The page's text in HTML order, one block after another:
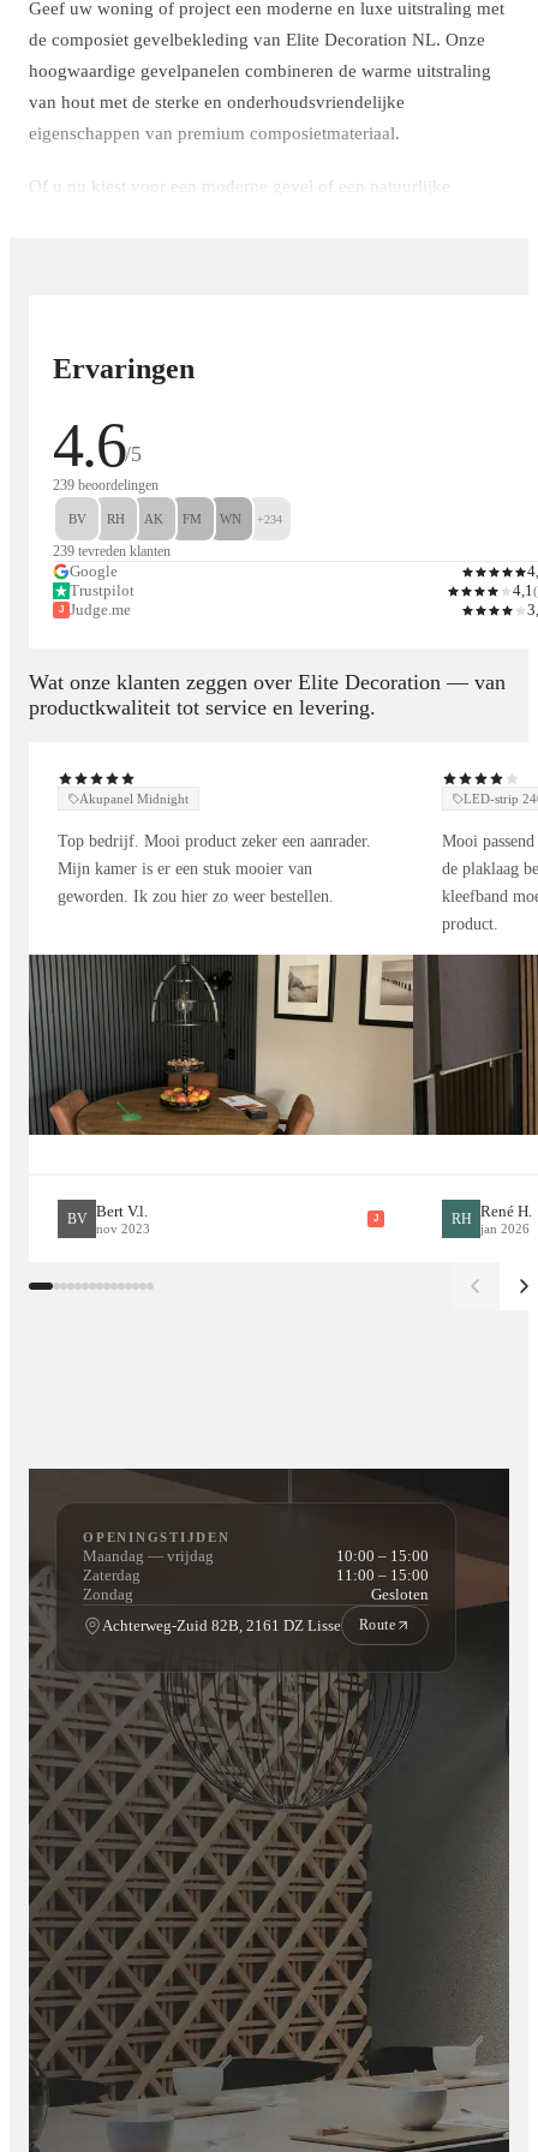
Geef uw woning of project een moderne en luxe uitstraling met
de composiet gevelbekleding van Elite Decoration NL. Onze
hoogwaardige gevelpanelen combineren de warme uitstraling
van hout met de sterke en onderhoudsvriendelijke
eigenschappen van premium composietmateriaal.
Of u nu kiest voor een moderne gevel of een natuurlijke
Luxe uitstraling met de voordelen van composiet
houtstructuur en hoogwaardige afwerking, waardoor ze bijna
niet van echt hout te onderscheiden zijn. Tegelijkertijd profiteert
u van alle voordelen van duurzaam composiet.
Voordelen van onze composiet gevelbekleding:
Moderne en natuurlijke uitstraling
Onderhoudsarm
Geschikt voor woningen, schuttingen, overkappingen en
gevelrenovaties
Dankzij de duurzame samenstelling blijft uw gevel jarenlang
Strakke afwerking met hoekprofielen
Voor een nette en professionele afwerking zijn bijpassende
hoekprofielen verkrijgbaar in dezelfde kleur als de
gevelpanelen. Hiermee werkt u hoeken en randen perfect af
Waarom Kiezen voor compositie
Bestand tegen regen, vorst en UV-straling
Rot en splintert niet
Eenvoudig schoon te maken
Onderhoudsarm en duurzaam
Ideaal voor langdurig buitengebruik
Zo geniet u van een prachtige gevel zonder zorgen of intensief
onderhoud.
Belangrijk om te weten :
U heeft gemiddeld 10 schroeven per paneel nodig.
Totale breedte paneel:22 cm
Zichtbare breedte na montage:
ongeveer 20 cm
Het overige gedeelte wordt gebruikt voor overlap en
bevestiging van panelen
Ervaringen
4.6/5
239 beoordelingen
BV RH AK FM WN +234
239 tevreden klanten
Google
Trustpilot
4,1(
J Judge.me
Wat onze klanten zeggen over Elite Decoration — van
productkwaliteit tot service en levering.
Akupanel Midnight
Top bedrijf. Mooi product zeker een aanrader.
Mijn kamer is er een stuk mooier van
geworden. Ik zou hier zo weer bestellen.
BV Bert V.l.
nov 2023
J
LED-strip
Mooi
de plaklaag
kleefband
product.
RH René H.
jan 2026
OPENINGSTIJDEN
Maandag — vrijdag
10:00 – 15:00
Zaterdag
11:00 – 15:00
Zondag
Gesloten
Achterweg-Zuid 82B, 2161 DZ Lisse
Route